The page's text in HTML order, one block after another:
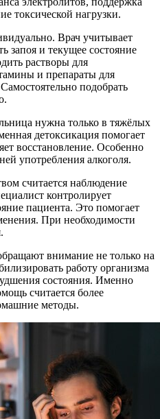
токсической нагрузки.
Врач учитывает
запоя и текущее состояние
растворы для
и препараты для
подобрать
нужна только в тяжёлых
детоксикация помогает
восстановление. Особенно
употребления алкоголя.
считается наблюдение
контролирует
пациента. Это помогает
При необходимости
внимание не только на
работу организма
состояния. Именно
считается более
методы.